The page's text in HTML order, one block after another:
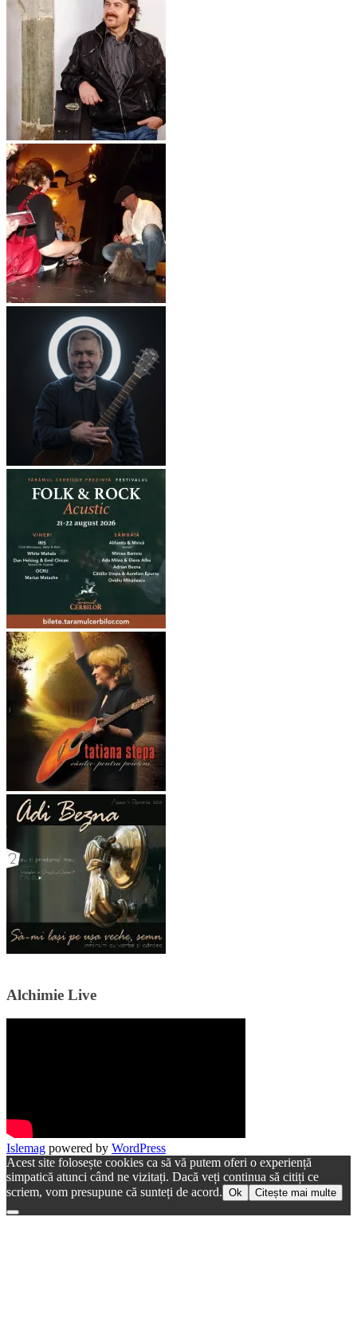
Alchimie Live
Islemag powered by WordPress
Acest site folosește cookies ca să vă putem oferi o experiență
simpatică atunci când ne vizitați. Dacă veți continua să citiți ce
scriem, vom presupune că sunteți de acord. Ok Citește mai multe